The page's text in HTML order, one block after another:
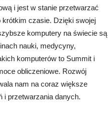
i jest w stanie przetwarzać
czasie. Dzięki swojej
komputery na świecie są
nauki, medycyny,
komputerów to Summit i
obliczeniowe. Rozwój
nam na coraz większe
i przetwarzania danych.